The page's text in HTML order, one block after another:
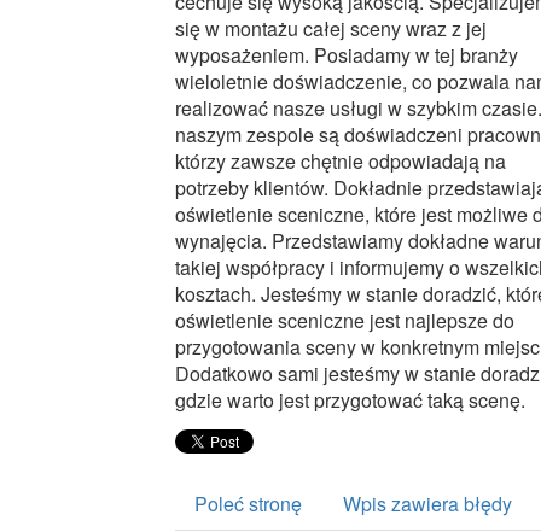
się w montażu całej sceny wraz z jej
wyposażeniem. Posiadamy w tej branży
wieloletnie doświadczenie, co pozwala
realizować nasze usługi w szybkim
naszym zespole są doświadczeni
którzy zawsze chętnie odpowiadają na
potrzeby klientów. Dokładnie
oświetlenie sceniczne, które jest możliwe
wynajęcia. Przedstawiamy dokładne
takiej współpracy i informujemy o
kosztach. Jesteśmy w stanie doradzić,
oświetlenie sceniczne jest najlepsze do
przygotowania sceny w konkretnym
Dodatkowo sami jesteśmy w stanie
gdzie warto jest przygotować taką scenę.
Poleć stronę Wpis zawiera błędy